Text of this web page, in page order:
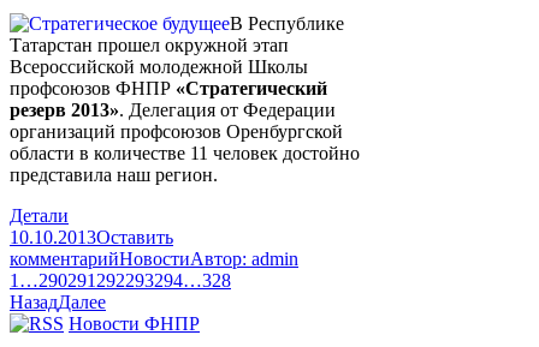
В Республике
Татарстан прошел окружной этап
Всероссийской молодежной Школы
профсоюзов ФНПР «Стратегический
резерв 2013». Делегация от Федерации
организаций профсоюзов Оренбургской
области в количестве 11 человек достойно
представила наш регион.
Детали
10.10.2013Оставить
комментарийНовостиАвтор: admin
1 …290291 292293294…328
НазадДалее
Новости ФНПР